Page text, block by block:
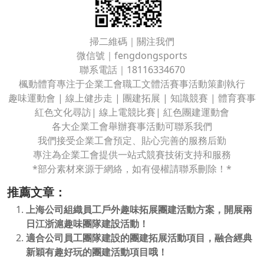
掃二維碼｜關注我們
微信號｜fengdongsports
聯系電話｜18116334670
楓動體育專注于企業工會職工文體活賽事活動策劃執行
趣味運動會 | 線上健步走 | 團建拓展 | 知識競賽 | 體育賽事
紅色文化尋訪| 線上電競比賽| 紅色團建運動會
各大企業工會舉辦賽事活動可聯系我們
我們接受企業工會預定、貼心完善的服務后勤
專注為企業工會提供一站式競賽技術支持和服務
*部分素材來源于網絡，如有侵權請聯系刪除！*
推薦文章：
上海公司組織員工戶外趣味拓展團建活動方案，開展兩
日江浙滬趣味團隊建設活動！
適合公司員工團隊建設的團建拓展活動項目，融合經典
新穎有趣好玩的團建活動項目哦！